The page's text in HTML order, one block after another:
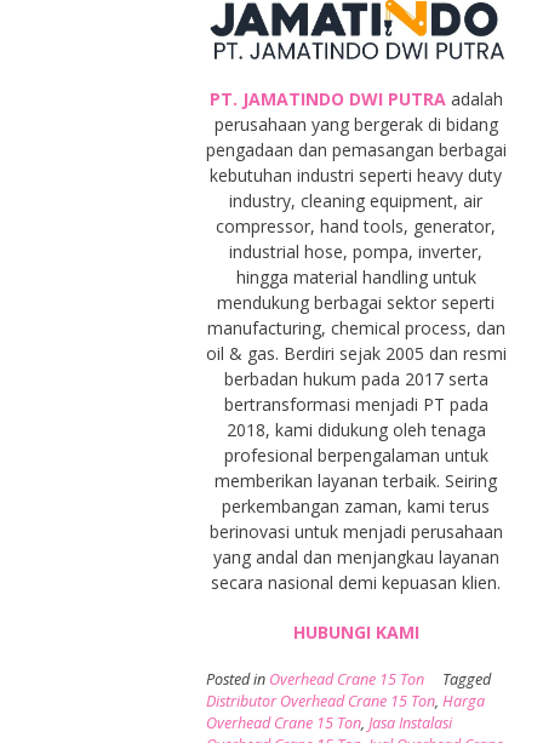
PT. JAMATINDO DWI PUTRA adalah
perusahaan yang bergerak di bidang
pengadaan dan pemasangan berbagai
kebutuhan industri seperti heavy duty
industry, cleaning equipment, air
compressor, hand tools, generator,
industrial hose, pompa, inverter,
hingga material handling untuk
mendukung berbagai sektor seperti
manufacturing, chemical process, dan
oil & gas. Berdiri sejak 2005 dan resmi
berbadan hukum pada 2017 serta
bertransformasi menjadi PT pada
2018, kami didukung oleh tenaga
profesional berpengalaman untuk
memberikan layanan terbaik. Seiring
perkembangan zaman, kami terus
berinovasi untuk menjadi perusahaan
yang andal dan menjangkau layanan
secara nasional demi kepuasan klien.
HUBUNGI KAMI
Posted in Overhead Crane 15 Ton
Tagged
Distributor Overhead Crane 15 Ton, Harga
Overhead Crane 15 Ton, Jasa Instalasi